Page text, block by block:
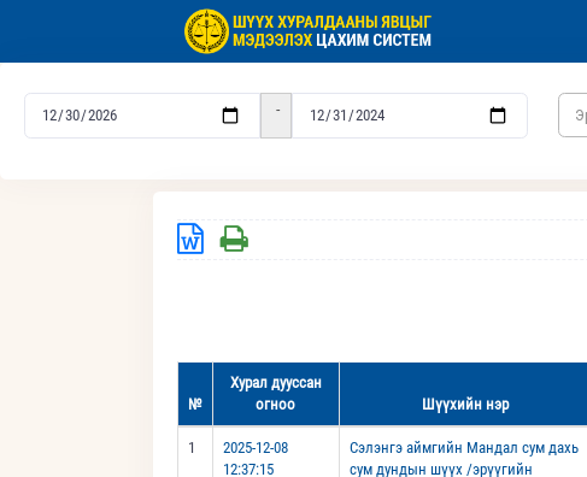
-
№
Хурал дууссан
огноо
Шүүхийн нэр
1
2025-12-08
12:37:15
Сэлэнгэ аймгийн Мандал сум дахь
сум дундын шүүх /эрүүгийн